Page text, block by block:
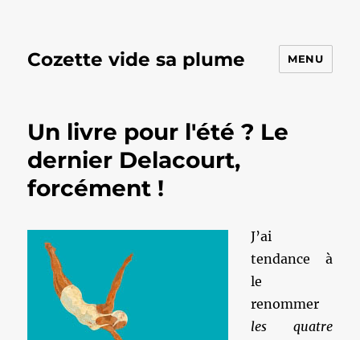
Cozette vide sa plume MENU
Un livre pour l'été ? Le
dernier Delacourt,
forcément !
J’ai
tendance à
le
renommer
les quatre